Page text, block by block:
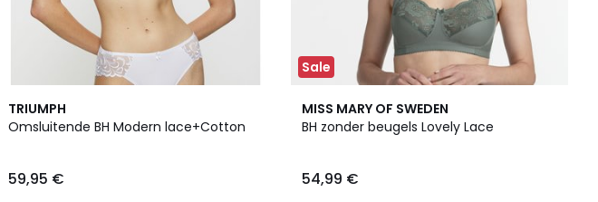
TRIUMPH
Omsluitende BH Modern lace+Cotton
59,95 €
3,7
/ 5
2
Kleuren
Sale
MISS MARY OF SWEDEN
BH zonder beugels Lovely Lace
54,99 €
4,4
/ 5